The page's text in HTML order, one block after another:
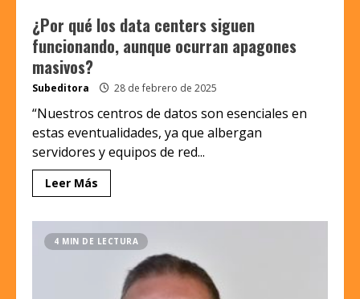
¿Por qué los data centers siguen
funcionando, aunque ocurran apagones
masivos?
Subeditora 28 de febrero de 2025
“Nuestros centros de datos son esenciales en
estas eventualidades, ya que albergan
servidores y equipos de red...
Leer Más
4 MIN DE LECTURA